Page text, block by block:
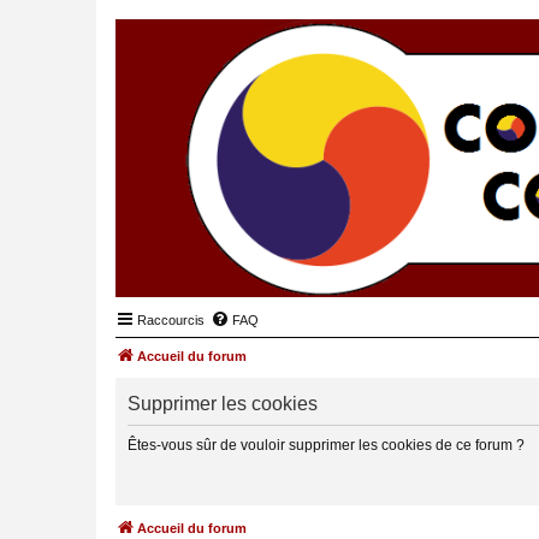
Raccourcis FAQ
Accueil du forum
Supprimer les cookies
Êtes-vous sûr de vouloir supprimer les cookies de ce forum ?
Accueil du forum